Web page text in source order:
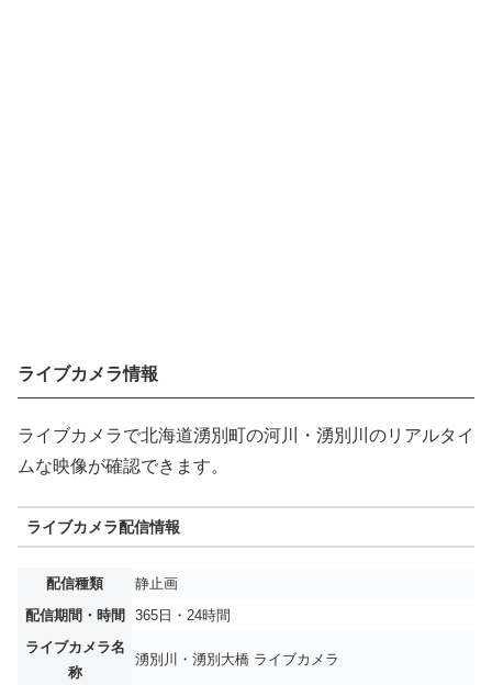
ライブカメラ情報
ライブカメラで北海道湧別町の河川・湧別川のリアルタイ
ムな映像が確認できます。
ライブカメラ配信情報
配信種類
静止画
配信期間・時間
365日・24時間
ライブカメラ名
称
湧別川・湧別大橋 ライブカメラ